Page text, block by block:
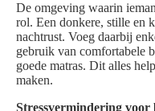
De omgeving waarin
rol. Een donkere, stille en
nachtrust. Voeg daarbij
gebruik van comfortabele
goede matras. Dit alles
maken.
Stressvermindering voor